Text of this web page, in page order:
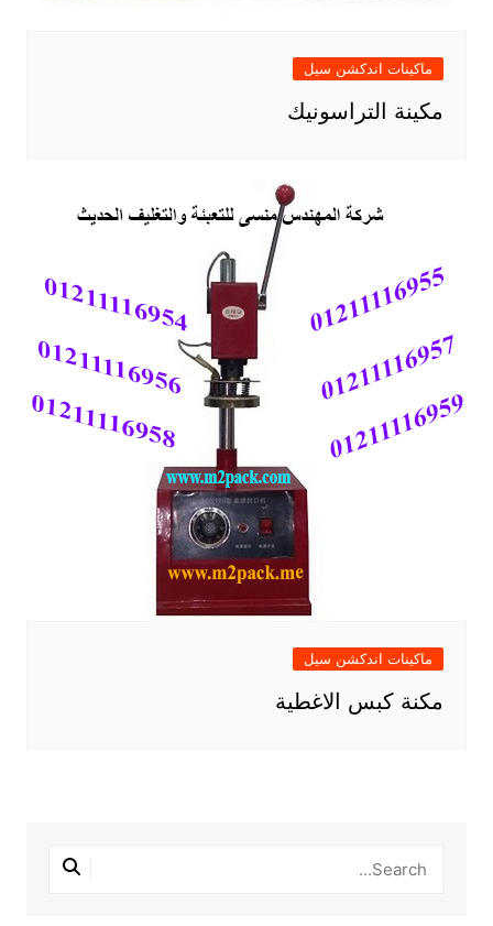
ماكينات اندكشن سيل
مكينة التراسونيك
ماكينات اندكشن سيل
مكنة كبس الاغطية